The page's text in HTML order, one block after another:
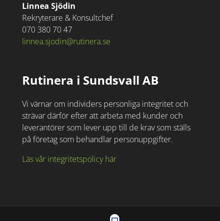
Linnea Sjödin
Rekryterare & Konsultchef
070 380 70 47
linnea.sjodin@rutinera.se
Rutinera i Sundsvall AB
Vi värnar om individers personliga integritet och
strävar därför efter att arbeta med kunder och
leverantörer som lever upp till de krav som ställs
på företag som behandlar personuppgifter.
Läs vår integritetspolicy här